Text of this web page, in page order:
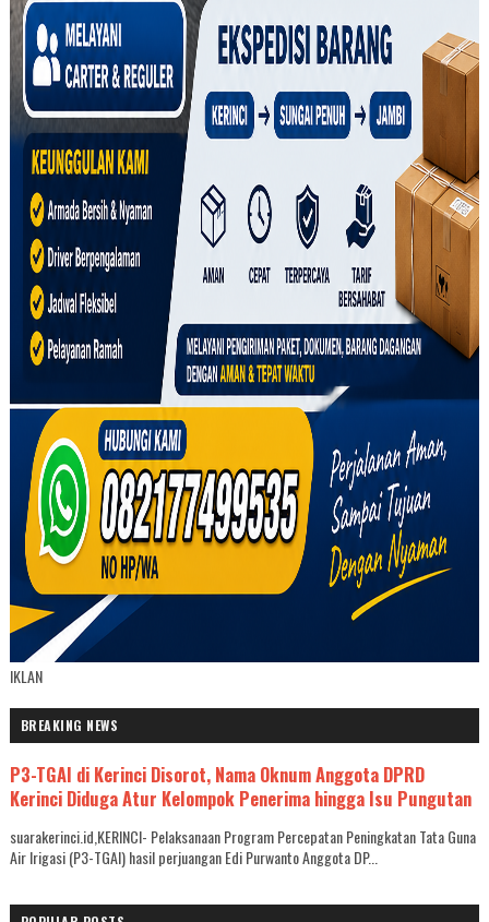
IKLAN
BREAKING NEWS
P3-TGAI di Kerinci Disorot, Nama Oknum Anggota DPRD
Kerinci Diduga Atur Kelompok Penerima hingga Isu Pungutan
suarakerinci.id,KERINCI- Pelaksanaan Program Percepatan Peningkatan Tata Guna
Air Irigasi (P3-TGAI) hasil perjuangan Edi Purwanto Anggota DP...